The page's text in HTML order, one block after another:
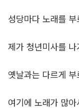
성당마다 노래를
제가 청년미사를
옛날과는 다르게
여기에 노래가 많